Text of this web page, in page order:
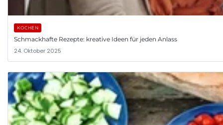
KOCHEN
Schmackhafte Rezepte: kreative Ideen für jeden Anlass
24. Oktober 2025